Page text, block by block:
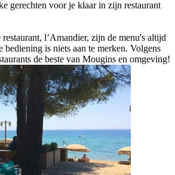
gerechten voor je klaar in zijn restaurant
l’Amandier, zijn de menu's altijd
bediening is niets aan te merken. Volgens
de beste van Mougins en omgeving!